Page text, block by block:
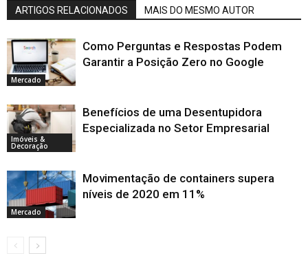
ARTIGOS RELACIONADOS MAIS DO MESMO AUTOR
Mercado
Como Perguntas e Respostas Podem
Garantir a Posição Zero no Google
Imóveis &
Decoração
Benefícios de uma Desentupidora
Especializada no Setor Empresarial
Mercado
Movimentação de containers supera
níveis de 2020 em 11%